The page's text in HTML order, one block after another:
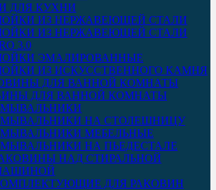
ДЛЯ КУХНИ
ИЗ НЕРЖАВЕЮЩЕЙ СТАЛИ
ИЗ НЕРЖАВЕЮЩЕЙ СТАЛИ
3.0
ЭМАЛИРОВАННЫЕ
ИЗ ИСКУССТВЕННОГО КАМНЯ
ДЛЯ ВАННОЙ КОМНАТЫ
НА СТОЛЕШНИЦУ
МЕБЕЛЬНЫЕ
НА ПЬЕДЕСТАЛЕ
НАД СТИРАЛЬНОЙ
ДЛЯ РАКОВИН